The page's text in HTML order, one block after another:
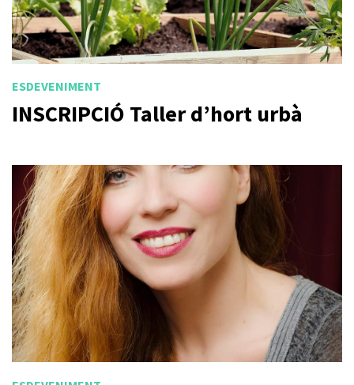
ESDEVENIMENT
INSCRIPCIÓ Taller d’hort urbà